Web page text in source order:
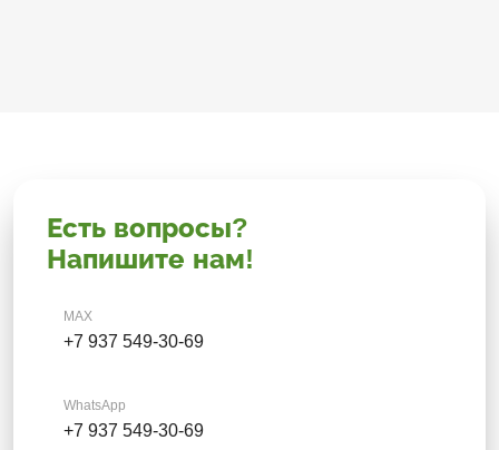
Есть вопросы?
Напишите нам!
MAX
+7 937 549-30-69
WhatsApp
+7 937 549-30-69